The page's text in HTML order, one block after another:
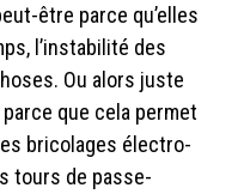
être parce qu’elles
l’instabilité des
Ou alors juste
que cela permet
bricolages électro-
tours de passe-